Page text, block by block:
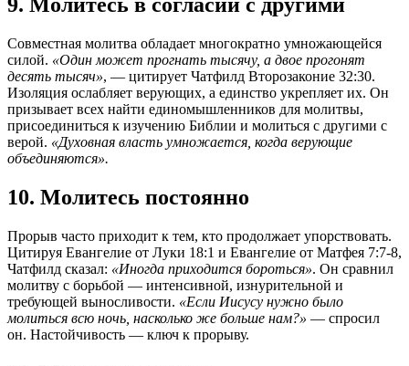
9. Молитесь в согласии с другими
Совместная молитва обладает многократно умножающейся
силой. «Один может прогнать тысячу, а двое прогонят
десять тысяч», — цитирует Чатфилд Второзаконие 32:30.
Изоляция ослабляет верующих, а единство укрепляет их. Он
призывает всех найти единомышленников для молитвы,
присоединиться к изучению Библии и молиться с другими с
верой. «Духовная власть умножается, когда верующие
объединяются».
10. Молитесь постоянно
Прорыв часто приходит к тем, кто продолжает упорствовать.
Цитируя Евангелие от Луки 18:1 и Евангелие от Матфея 7:7-8,
Чатфилд сказал: «Иногда приходится бороться». Он сравнил
молитву с борьбой — интенсивной, изнурительной и
требующей выносливости. «Если Иисусу нужно было
молиться всю ночь, насколько же больше нам?» — спросил
он. Настойчивость — ключ к прорыву.